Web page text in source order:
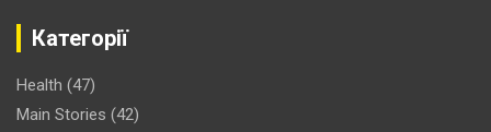
Категорії
Health (47)
Main Stories (42)